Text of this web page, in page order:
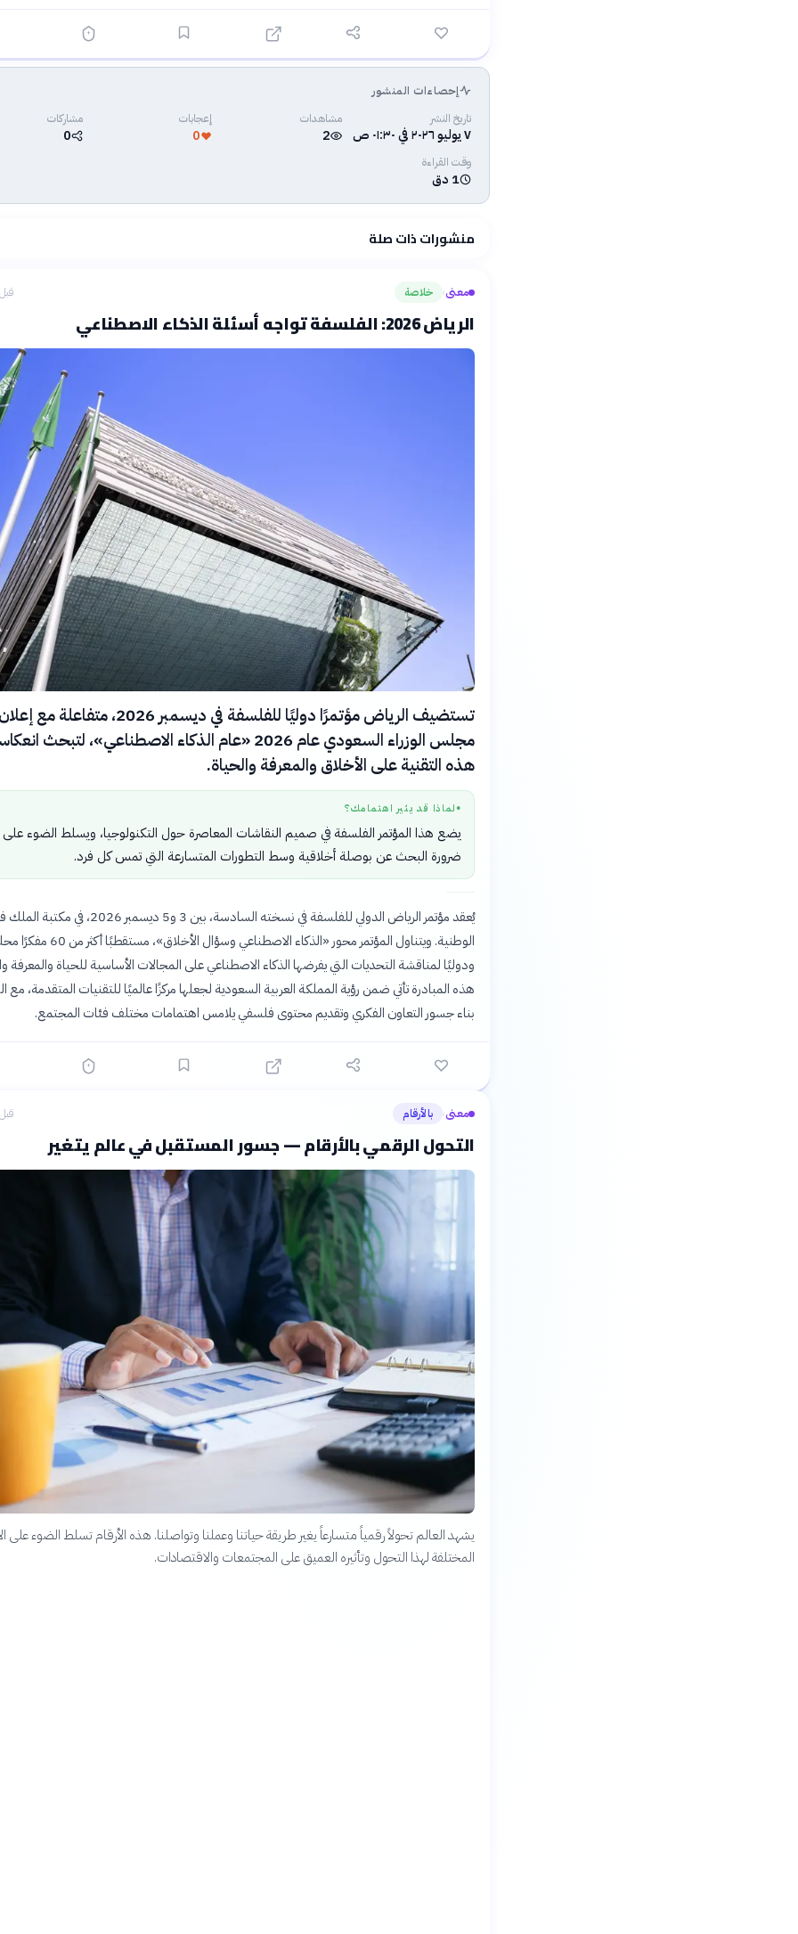
إحصاءات المنشور
تاريخ النشر
٧ يوليو ٢٠٢٦ في ٠١:٣٠ ص
مشاهدات
2
إعجابات
0
مشاركات
0
وقت القراءة
1 دق
منشورات ذات صلة
معنى› خلاصة قبل 4
الرياض 2026: الفلسفة تواجه أسئلة الذكاء الاصطناعي
تستضيف الرياض مؤتمرًا دوليًا للفلسفة في ديسمبر 2026، متفاعلة مع
مجلس الوزراء السعودي عام 2026 «عام الذكاء الاصطناعي»، لتبحث
هذه التقنية على الأخلاق والمعرفة والحياة.
● لماذا قد يثير اهتمامك؟
يضع هذا المؤتمر الفلسفة في صميم النقاشات المعاصرة حول التكنولوجيا، ويسلط الضوء على
ضرورة البحث عن بوصلة أخلاقية وسط التطورات المتسارعة التي تمس كل فرد.
يُعقد مؤتمر الرياض الدولي للفلسفة في نسخته السادسة، بين 3 و5 ديسمبر 2026، في
الوطنية. ويتناول المؤتمر محور «الذكاء الاصطناعي وسؤال الأخلاق»، مستقطبًا
ودوليًا لمناقشة التحديات التي يفرضها الذكاء الاصطناعي على المجالات الأساسية للحياة والمعرفة
هذه المبادرة تأتي ضمن رؤية المملكة العربية السعودية لجعلها مركزًا عالميًا للتقنيات المتقدمة، مع
بناء جسور التعاون الفكري وتقديم محتوى فلسفي يلامس اهتمامات مختلف فئات المجتمع.
معنى› بالأرقام قبل 6
التحول الرقمي بالأرقام — جسور المستقبل في عالم يتغير
يشهد العالم تحولاً رقمياً متسارعاً يغير طريقة حياتنا وعملنا وتواصلنا. هذه الأرقام تسلط الضوء على
المختلفة لهذا التحول وتأثيره العميق على المجتمعات والاقتصادات.